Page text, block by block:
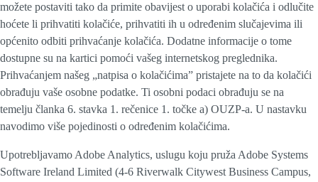
možete postaviti tako da primite obavijest o uporabi kolačića i odlučite
hoćete li prihvatiti kolačiće, prihvatiti ih u određenim slučajevima ili
općenito odbiti prihvaćanje kolačića. Dodatne informacije o tome
dostupne su na kartici pomoći vašeg internetskog preglednika.
Prihvaćanjem našeg „natpisa o kolačićima” pristajete na to da kolačići
obrađuju vaše osobne podatke. Ti osobni podaci obrađuju se na
temelju članka 6. stavka 1. rečenice 1. točke a) OUZP-a. U nastavku
navodimo više pojedinosti o određenim kolačićima.
Upotrebljavamo Adobe Analytics, uslugu koju pruža Adobe Systems
Software Ireland Limited (4-6 Riverwalk Citywest Business Campus,